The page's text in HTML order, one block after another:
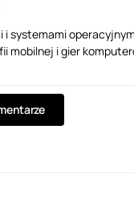
systemami
mobilnej i gier